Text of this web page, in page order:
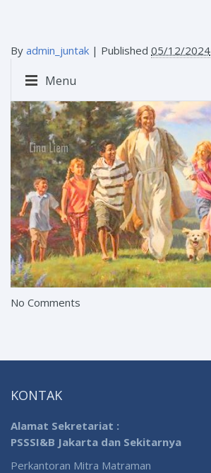
Menu
By admin_juntak | Published 05/12/2024
No Comments
KONTAK
Alamat Sekretariat :
PSSSI&B Jakarta dan Sekitarnya
Perkantoran Mitra Matraman